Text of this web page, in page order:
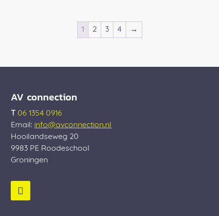
1 2 3 4 →
AV connection
T 06 1354 0916
Email: info@avconnection.nl
Hooilandseweg 20
9983 PE Roodeschool
Groningen